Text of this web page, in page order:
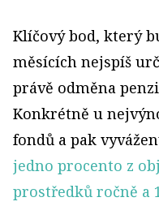
Klíčový bod, který
měsících nejspíš
právě odměna
Konkrétně u
fondů a pak
jedno procento z
prostředků ročně a